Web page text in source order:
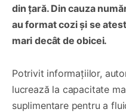
din țară. Din cauza
au format cozi și se
mari decât de obicei.
Potrivit informațiilor,
lucrează la capacitate
suplimentare pentru a